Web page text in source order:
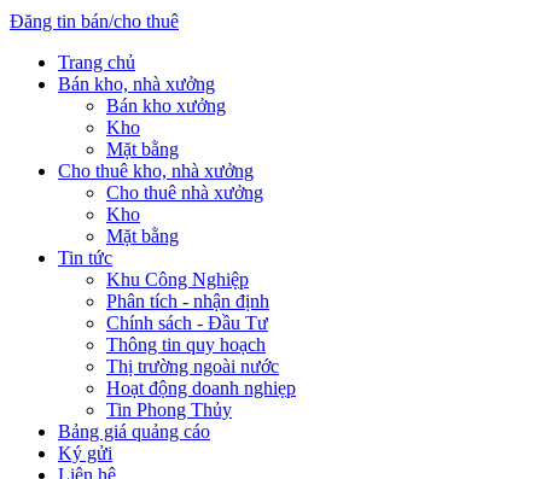
Đăng tin bán/cho thuê
Trang chủ
Bán kho, nhà xưởng
Bán kho xưởng
Kho
Mặt bằng
Cho thuê kho, nhà xưởng
Cho thuê nhà xưởng
Kho
Mặt bằng
Tin tức
Khu Công Nghiệp
Phân tích - nhận định
Chính sách - Đầu Tư
Thông tin quy hoạch
Thị trường ngoài nước
Hoạt động doanh nghiẹp
Tin Phong Thủy
Bảng giá quảng cáo
Ký gửi
Liên hệ